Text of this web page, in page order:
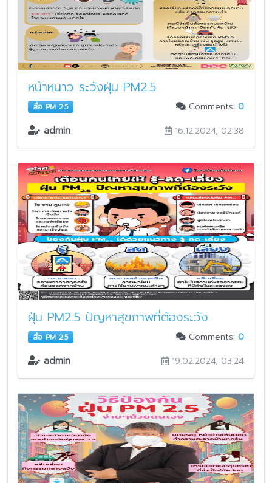
หน้าหนาว ระวังฝุ่น PM2.5
สื่อ PM 2.5 Comments: 0
admin 16.12.2024, 02:38
ฝุ่น PM2.5 ปัญหาสุขภาพที่ต้องระวัง
สื่อ PM 2.5 Comments: 0
admin 19.02.2024, 03:24